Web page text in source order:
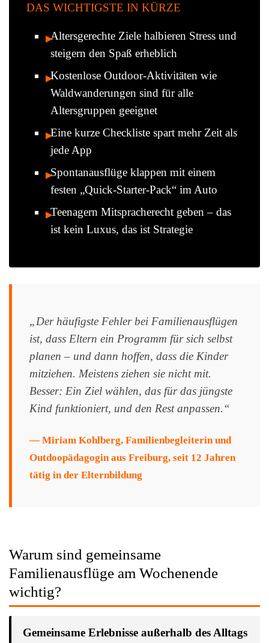
DAS WICHTIGSTE IN KÜRZE
Altersgerechte Ziele halbieren Stress und
steigern den Spaß erheblich
Kostenlose Outdoor-Aktivitäten wie
Waldwanderungen sind für alle
Altersgruppen geeignet
Eine kurze Checkliste spart mehr Zeit als
jede App
Spontanausflüge klappen mit einem
festen „Quick-Starter-Pack“ im Auto
Teenagern Mitspracherecht geben – das
ist kein Luxus, das ist Strategie
„Der häufigste Fehler bei Familienausflügen
ist, dass Eltern ein Programm für sich selbst
planen – und dann hoffen, dass die Kinder
mitziehen. Meistens ziehen sie nicht mit.
Besser: Ein Ziel wählen, das für das jüngste
Kind funktioniert, und den Rest anpassen.“
— Miriam Kohlberg, Familienbegleiterin und
Outdoopädagogin aus Freiburg, seit 12 Jahren
tätig in der Elternbildung
Warum sind gemeinsame
Familienausflüge am Wochenende
wichtig?
Gemeinsame Erlebnisse außerhalb des Alltags